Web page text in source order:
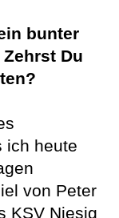
bunter
Du
ich heute
von Peter
KSV Niesig